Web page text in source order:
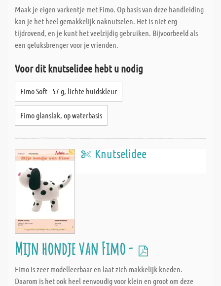
Maak je eigen varkentje met Fimo. Op basis van deze handleiding
kan je het heel gemakkelijk naknutselen. Het is niet erg
tijdrovend, en je kunt het veelzijdig gebruiken. Bijvoorbeeld als
een geluksbrenger voor je vrienden.
Voor dit knutselidee hebt u nodig
Fimo Soft - 57 g, lichte huidskleur
Fimo glanslak, op waterbasis
Knutselidee
Mijn hondje van Fimo -
Fimo is zeer modelleerbaar en laat zich makkelijk kneden.
Daarom is het ook heel eenvoudig voor klein en groot om deze